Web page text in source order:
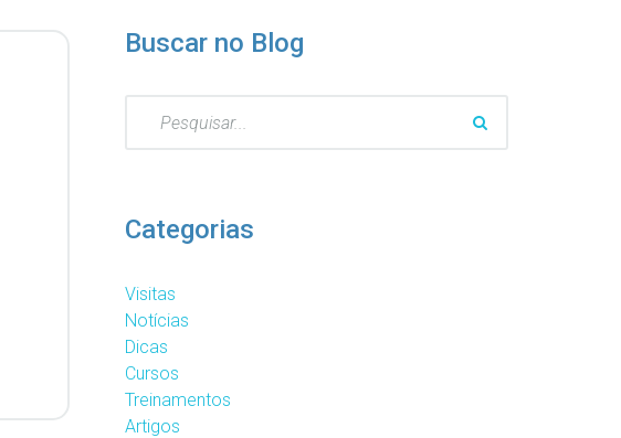
Buscar no Blog
Categorias
Visitas
Notícias
Dicas
Cursos
Treinamentos
Artigos